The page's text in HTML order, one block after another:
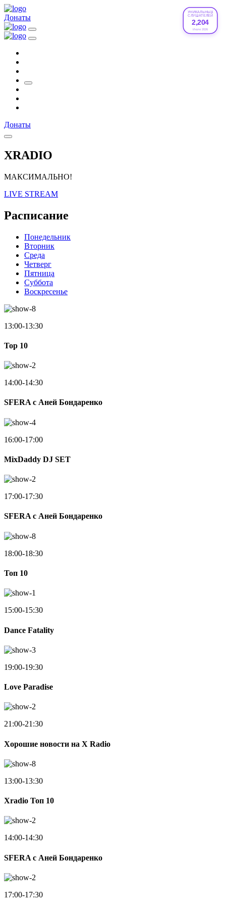
УНИКАЛЬНЫХ
СЛУШАТЕЛЕЙ
2,204
Июле 2026
Донаты
Донаты
XRADIO
МАКСИМАЛЬНО!
LIVE STREAM
Расписание
Понедельник
Вторник
Среда
Четверг
Пятница
Суббота
Воскресенье
13:00-13:30
Top 10
14:00-14:30
SFERA с Аней Бондаренко
16:00-17:00
MixDaddy DJ SET
17:00-17:30
SFERA с Аней Бондаренко
18:00-18:30
Toп 10
15:00-15:30
Dance Fatality
19:00-19:30
Love Paradise
21:00-21:30
Хорошие новости на X Radio
13:00-13:30
Xradio Топ 10
14:00-14:30
SFERA с Аней Бондаренко
17:00-17:30